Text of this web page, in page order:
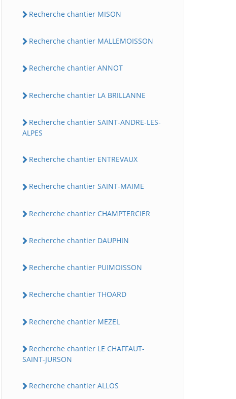
Recherche chantier MISON
Recherche chantier MALLEMOISSON
Recherche chantier ANNOT
Recherche chantier LA BRILLANNE
Recherche chantier SAINT-ANDRE-LES-
ALPES
Recherche chantier ENTREVAUX
Recherche chantier SAINT-MAIME
Recherche chantier CHAMPTERCIER
Recherche chantier DAUPHIN
Recherche chantier PUIMOISSON
Recherche chantier THOARD
Recherche chantier MEZEL
Recherche chantier LE CHAFFAUT-
SAINT-JURSON
Recherche chantier ALLOS